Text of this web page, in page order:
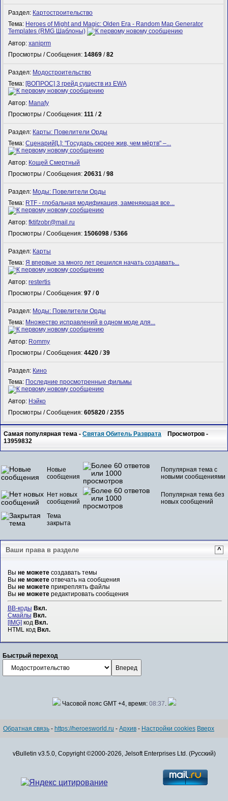
Раздел: Картостроительство
Тема: Heroes of Might and Magic: Olden Era - Random Map Generator
Templates (RMG Шаблоны)
Автор:xaniprm
Просмотры / Сообщения:14869 /82
Раздел: Модостроительство
Тема: [ВОПРОС] 3 грейд существ из EWA
Автор: Manafy
Просмотры / Сообщения:111 /2
Раздел: Карты: Повелители Орды
Тема:Сценарий[L]: "Государь скорее жив, чем мёртв" –...
Автор: Кощей Смертный
Просмотры / Сообщения:20631 /98
Раздел: Моды: Повелители Орды
Тема: RTF - глобальная модификация, заменяющая все...
Автор:fktifzobr@mail.ru
Просмотры / Сообщения:1506098 /5366
Раздел: Карты
Тема:Я впервые за много лет решился начать создавать...
Автор:restertis
Просмотры / Сообщения:97 /0
Раздел: Моды: Повелители Орды
Тема: Множество исправлений в одном моде для...
Автор: Rommy
Просмотры / Сообщения:4420 /39
Раздел: Кино
Тема: Последние просмотренные фильмы
Автор: Нэйко
Просмотры / Сообщения:605820 /2355
Самая популярная тема -Святая Обитель Разврата Просмотров -
13959832
Новые
сообщения
Популярная тема с
новыми сообщениями
Нет новых
сообщений
Популярная тема без
новых сообщений
Тема
закрыта
Ваши права в разделе ^
Вы не можетесоздавать темы
Вы не можетеотвечать на сообщения
Вы не можетеприкреплять файлы
Вы не можетередактировать сообщения
BB-коды Вкл.
Смайлы Вкл.
[IMG]код Вкл.
HTML код Вкл.
Быстрый переход
Часовой пояс GMT +4, время: 08:37.
Обратная связь - https://heroesworld.ru - Архив - Настройки cookies Вверх
vBulletin v3.5.0, Copyright ©2000-2026, Jelsoft Enterprises Ltd. (Русский)